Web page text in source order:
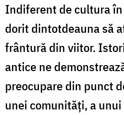
Indiferent de cultura
dorit dintotdeauna să
frântură din viitor.
antice ne
preocupare din punct
unei comunități, a unui